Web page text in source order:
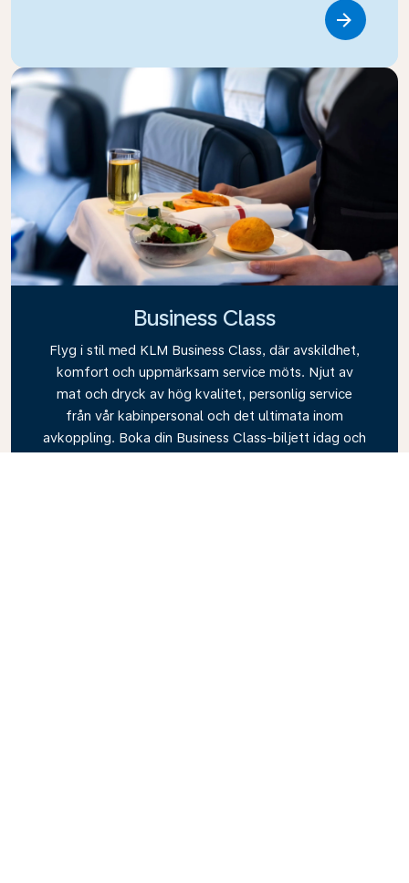
Business Class
Flyg i stil med KLM Business Class, där avskildhet,
komfort och uppmärksam service möts. Njut av
mat och dryck av hög kvalitet, personlig service
från vår kabinpersonal och det ultimata inom
avkoppling. Boka din Business Class-biljett idag och